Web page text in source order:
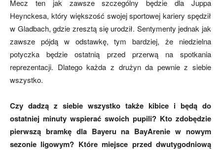
Mecz ten jak zawsze szczególny będzie dla Juppa
Heynckesa, który większość swojej sportowej kariery spędził
w Gladbach, gdzie zresztą się urodził. Sentymenty jednak jak
zawsze pójdą w odstawkę, tym bardziej, że niedzielna
potyczka będzie ostatnią przed przerwą na spotkania
reprezentacji. Dlatego każda z drużyn da pewnie z siebie
wszystko.
Czy dadzą z siebie wszystko także kibice i będą do
ostatniej minuty wspierać swoich pupili? Kto zdobędzie
pierwszą bramkę dla Bayeru na BayArenie w nowym
sezonie ligowym? Które miejsce przed dwutygodniową